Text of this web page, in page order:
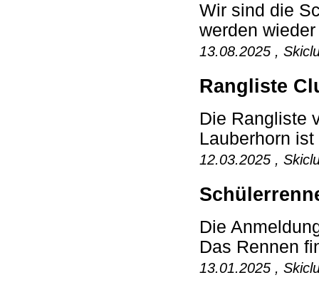
Wir sind die
werden
13.08.2025 ,
Rangliste
Die Rangliste
Lauberhorn
12.03.2025 ,
Die
Das Rennen
13.01.2025 ,